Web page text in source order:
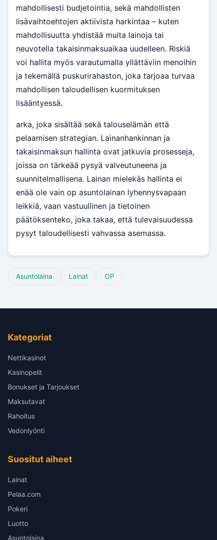
mahdollisesti budjetointia, sekä mahdollisten
lisävaihtoehtojen aktiivista harkintaa – kuten
mahdollisuutta yhdistää muita lainoja tai
neuvotella takaisinmaksuaikaa uudelleen. Riskiä
voi hallita myös varautumalla yllättäviin menoihin
ja tekemällä puskurirahaston, joka tarjoaa turvaa
mahdollisen taloudellisen kuormituksen
lisääntyessä.
arka, joka sisältää sekä talouselämän että
pelaamisen strategian. Lainanhankinnan ja
takaisinmaksun hallinta ovat jatkuvia prosesseja,
joissa on tärkeää pysyä valveutuneena ja
suunnitelmallisena. Lainan mielekäs hallinta ei
enää ole vain op asuntolainan lyhennysvapaan
leikkiä, vaan vastuullinen ja tietoinen
päätöksenteko, joka takaa, että tulevaisuudessa
pysyt taloudellisesti vahvassa asemassa.
Asuntolaina Lainat OP
Kategoriat
Nettikasinot
Kasinopelit
Bonukset ja Tarjoukset
Maksutavat
Rahoitus
Vedonlyönti
Suositut aiheet
Lainat
Pelaa.com
Pokeri
Luotto
Asuntolaina